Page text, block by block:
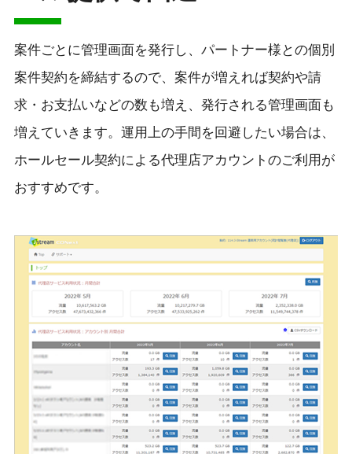
案件ごとに管理画面を発行し、パートナー様との個別
案件契約を締結するので、案件が増えれば契約や請
求・お支払いなどの数も増え、発行される管理画面も
増えていきます。運用上の手間を回避したい場合は、
ホールセール契約による代理店アカウントのご利用が
おすすめです。